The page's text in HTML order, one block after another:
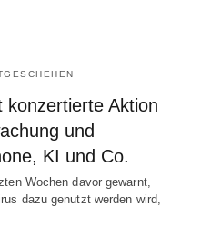
konzertierte Aktion
und
KI und Co.
Wochen davor gewarnt,
dazu genutzt werden wird,